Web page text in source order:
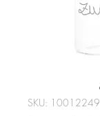
SKU: 10012249